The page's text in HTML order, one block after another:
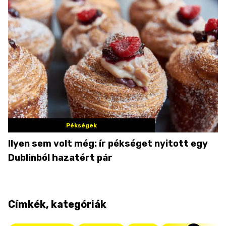
Pékségek
Ilyen sem volt még: ír pékséget nyitott egy
Dublinból hazatért pár
Címkék, kategóriák